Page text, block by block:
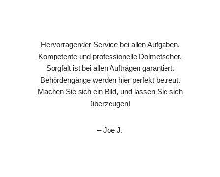
Hervorragender Service bei allen Aufgaben.
Kompetente und professionelle Dolmetscher.
Sorgfalt ist bei allen Aufträgen garantiert.
Behördengänge werden hier perfekt betreut.
Machen Sie sich ein Bild, und lassen Sie sich
überzeugen!
– Joe J.